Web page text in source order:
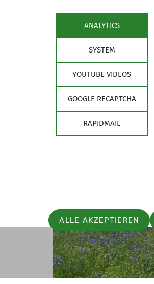
Dann wartet zum
letzten Abschnitt auf
Den schönen
ANALYTICS
SYSTEM
YOUTUBE VIDEOS
GOOGLE RECAPTCHA
RAPIDMAIL
ALLE AKZEPTIEREN